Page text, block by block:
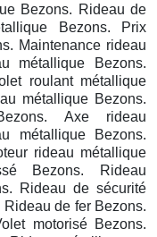
Bezons. Rideau de
Bezons. Prix
Maintenance rideau
métallique Bezons.
roulant métallique
métallique Bezons.
Axe rideau
métallique Bezons.
rideau métallique
Bezons. Rideau
Rideau de sécurité
de fer Bezons.
motorisé Bezons.